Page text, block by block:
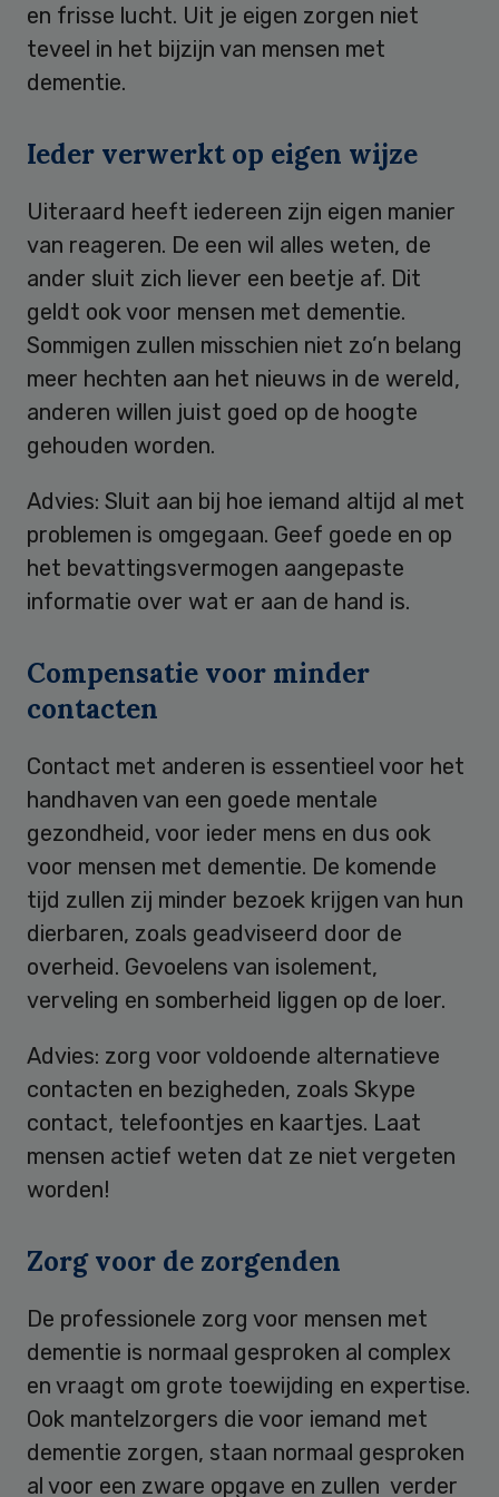
en frisse lucht. Uit je eigen zorgen niet
teveel in het bijzijn van mensen met
dementie.
Ieder verwerkt op eigen wijze
Uiteraard heeft iedereen zijn eigen manier
van reageren. De een wil alles weten, de
ander sluit zich liever een beetje af. Dit
geldt ook voor mensen met dementie.
Sommigen zullen misschien niet zo’n belang
meer hechten aan het nieuws in de wereld,
anderen willen juist goed op de hoogte
gehouden worden.
Advies: Sluit aan bij hoe iemand altijd al met
problemen is omgegaan. Geef goede en op
het bevattingsvermogen aangepaste
informatie over wat er aan de hand is.
Compensatie voor minder
contacten
Contact met anderen is essentieel voor het
handhaven van een goede mentale
gezondheid, voor ieder mens en dus ook
voor mensen met dementie. De komende
tijd zullen zij minder bezoek krijgen van hun
dierbaren, zoals geadviseerd door de
overheid. Gevoelens van isolement,
verveling en somberheid liggen op de loer.
Advies: zorg voor voldoende alternatieve
contacten en bezigheden, zoals Skype
contact, telefoontjes en kaartjes. Laat
mensen actief weten dat ze niet vergeten
worden!
Zorg voor de zorgenden
De professionele zorg voor mensen met
dementie is normaal gesproken al complex
en vraagt om grote toewijding en expertise.
Ook mantelzorgers die voor iemand met
dementie zorgen, staan normaal gesproken
al voor een zware opgave en zullen verder